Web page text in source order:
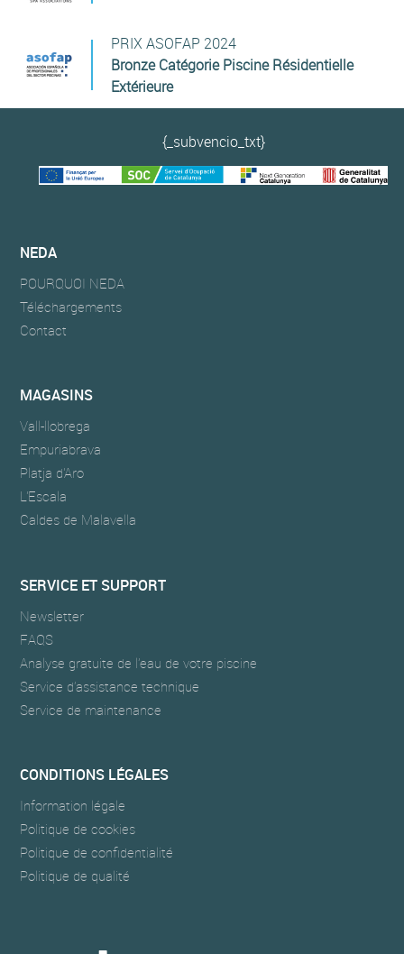
PRIX ASOFAP 2024
Bronze Catégorie Piscine Résidentielle
Extérieure
{_subvencio_txt}
NEDA
POURQUOI NEDA
Téléchargements
Contact
MAGASINS
Vall-llobrega
Empuriabrava
Platja d'Aro
L'Escala
Caldes de Malavella
SERVICE ET SUPPORT
Newsletter
FAQS
Analyse gratuite de l’eau de votre piscine
Service d’assistance technique
Service de maintenance
CONDITIONS LÉGALES
Information légale
Politique de cookies
Politique de confidentialité
Politique de qualité